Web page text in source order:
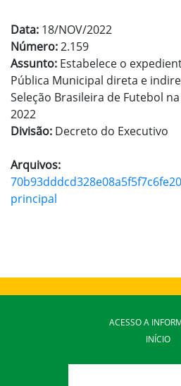
Data: 18/NOV/2022
Número:2.159
Assunto: Estabelece o
Pública Municipal direta e
Seleção Brasileira de Futebol
2022
Divisão: Decreto do Executivo
Arquivos:
principal
ACESSO A
INÍCIO